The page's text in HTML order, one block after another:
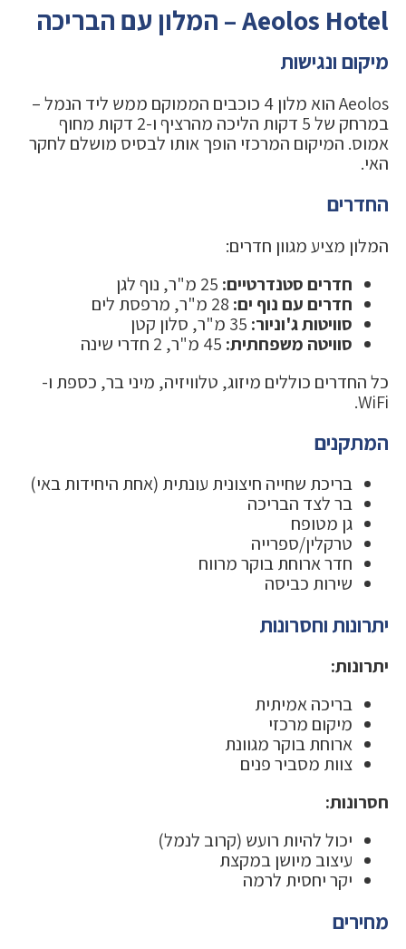
Aeolos Hotel – המלון עם הבריכה
מיקום ונגישות
Aeolos הוא מלון 4 כוכבים הממוקם ממש ליד הנמל –
במרחק של 5 דקות הליכה מהרציף ו-2 דקות מחוף
אמוס. המיקום המרכזי הופך אותו לבסיס מושלם לחקר
האי.
החדרים
המלון מציע מגוון חדרים:
חדרים סטנדרטיים:
חדרים עם נוף ים:
סוויטות ג'וניור:
סוויטה משפחתית:
כל החדרים כוללים מיזוג, טלוויזיה, מיני בר, כספת ו-
WiFi.
המתקנים
בריכת שחייה חיצונית עונתית (אחת היחידות באי)
בר לצד הבריכה
גן מטופח
טרקלין/ספרייה
חדר ארוחת בוקר מרווח
שירות כביסה
יתרונות וחסרונות
יתרונות:
בריכה אמיתית
מיקום מרכזי
ארוחת בוקר מגוונת
צוות מסביר פנים
חסרונות:
יכול להיות רועש (קרוב לנמל)
עיצוב מיושן במקצת
יקר יחסית לרמה
מחירים